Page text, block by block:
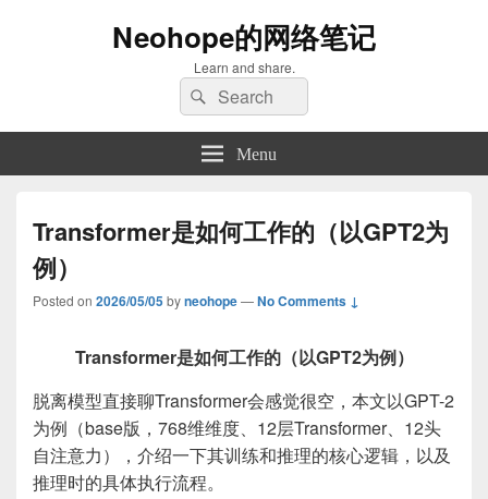
Neohope的网络笔记
Learn and share.
Search
for:
Search
Menu
Transformer是如何工作的（以GPT2为
例）
Posted on 2026/05/05byneohope—No Comments ↓
Transformer是如何工作的（以GPT2为例）
脱离模型直接聊Transformer会感觉很空，本文以GPT-2
为例（base版，768维维度、12层Transformer、12头
自注意力），介绍一下其训练和推理的核心逻辑，以及
推理时的具体执行流程。